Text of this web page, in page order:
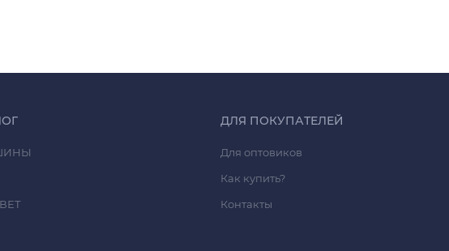
ДЛЯ ПОКУПАТЕЛЕЙ
Для оптовиков
Как купить?
Контакты